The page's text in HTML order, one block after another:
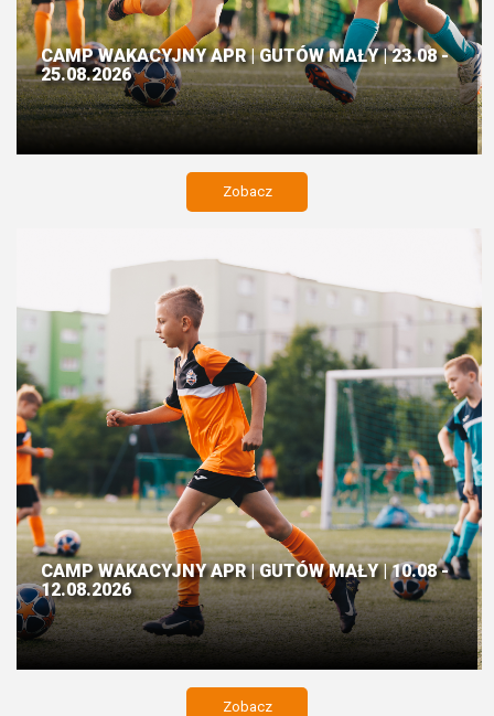
CAMP WAKACYJNY APR | GUTÓW MAŁY | 23.08 -
25.08.2026
Zobacz
CAMP WAKACYJNY APR | GUTÓW MAŁY | 10.08 -
12.08.2026
Zobacz